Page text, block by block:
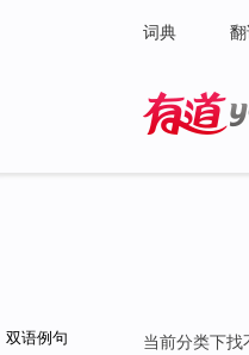
词典
双语例句 当前分类下找